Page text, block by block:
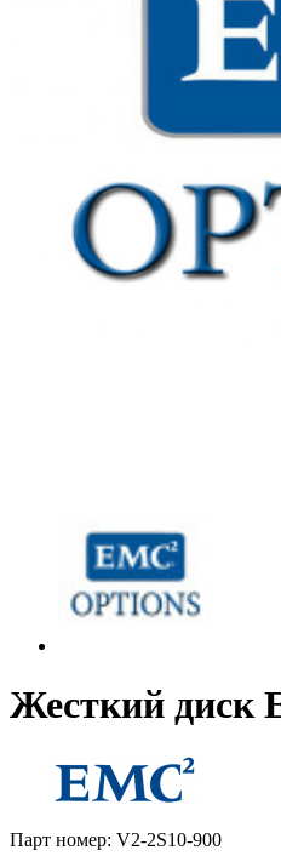
Жесткий диск
Парт номер: V2-2S10-900